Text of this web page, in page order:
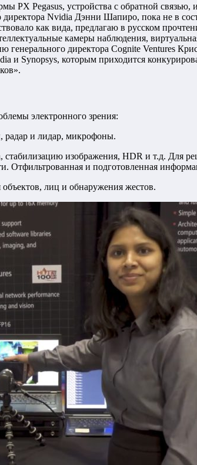
Pegasus, устройства с обратной связью,
Nvidia Дэнни Шапиро, пока не в
как вида, предлагаю в русском
камеры наблюдения,
директора Cognite Ventures
Synopsys, которым приходится
электронного зрения:
радар и лидар, микрофоны.
изображения, HDR и т.д. Для
Отфильтрованная и подготовленная
лиц и обнаружения жестов.